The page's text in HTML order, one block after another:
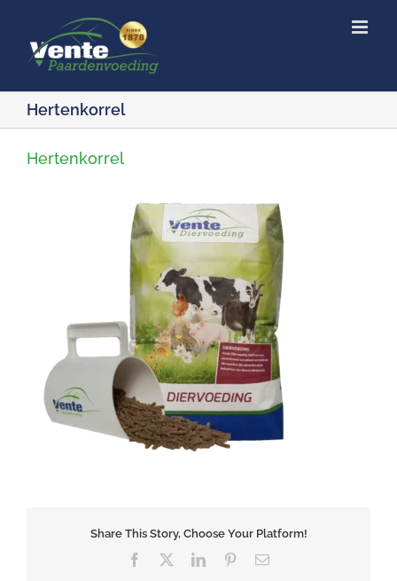
inhoud
Hertenkorrel
Hertenkorrel
Share This Story, Choose Your Platform!
Facebook LinkedInPinterest
E-